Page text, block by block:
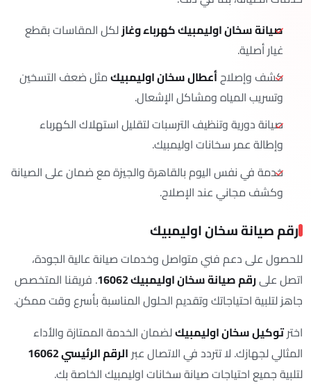
صيانة سخان اوليمبيك كهرباء وغازلكل المقاسات بقطع
غيار أصلية.
كشف وإصلاحأعطال سخان اوليمبيكمثل ضعف التسخين
وتسريب المياه ومشاكل الإشعال.
صيانة دورية وتنظيف الترسبات لتقليل استهلاك الكهرباء
وإطالة عمر سخانات اوليمبيك.
خدمة في نفس اليوم بالقاهرة والجيزة مع ضمان على الصيانة
وكشف مجاني عند الإصلاح.
رقم صيانة سخان اوليمبيك
للحصول على دعم فني متواصل وخدمات صيانة عالية الجودة،
اتصل علىرقم صيانة سخان اوليمبيك 16062
. فريقنا المتخصص
جاهز لتلبية احتياجاتك وتقديم الحلول المناسبة بأسرع وقت ممكن.
اخترتوكيل سخان اوليمبيكلضمان الخدمة الممتازة والأداء
المثالي لجهازك. لا تتردد في الاتصال عبر الرقم الرئيسي 16062
لتلبية جميع احتياجات صيانة سخانات اوليمبيك الخاصة بك.